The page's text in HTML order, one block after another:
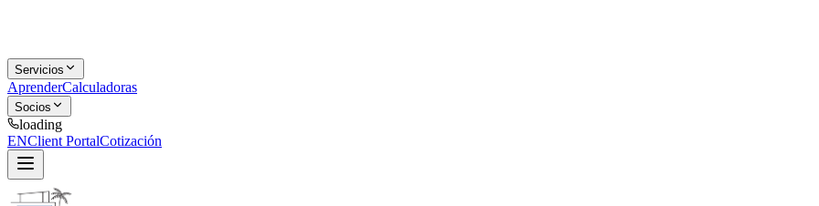
Servicios
AprenderCalculadoras
Socios
loading
ENClient PortalCotización